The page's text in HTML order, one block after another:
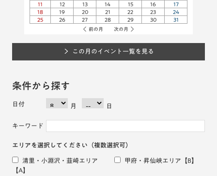
11
12 13 14 15 16
17
18
19 20 21 22 23
24
25
26 27 28 29 30 31
前の月 次の月
この月のイベント一覧を見る
条件から探す
日付 月 日
キーワード
エリアを選択してください （複数選択可）
清里・小淵沢・韮崎エリア
【A】
甲府・昇仙峡エリア 【B】